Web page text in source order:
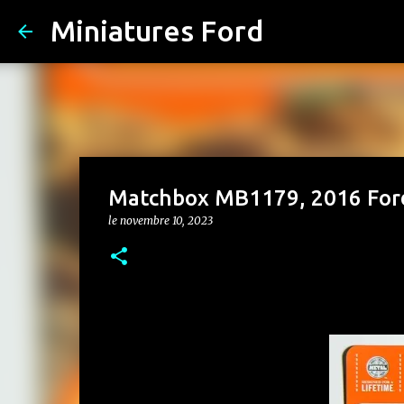
Miniatures Ford
Matchbox MB1179, 2016
le novembre 10, 2023